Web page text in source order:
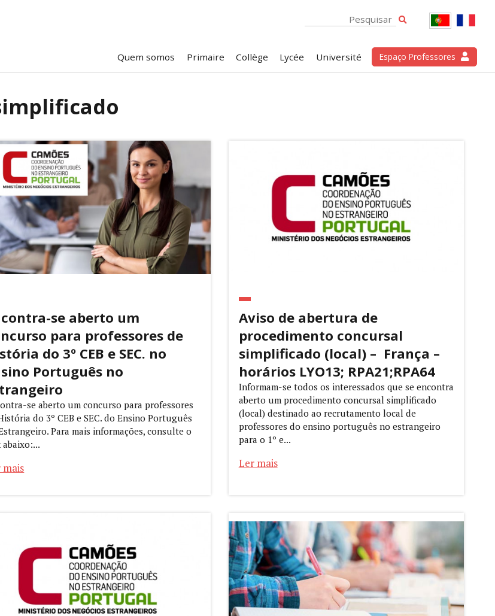
Quem somos Primaire Collège Lycée Université Espaço Professores
se aberto um
para professores de
do 3º CEB e SEC. no
Português no
se aberto um concurso para professores
do 3º CEB e SEC. do Ensino Português
Para mais informações, consulte o
mais
Aviso de abertura de
procedimento concursal
simplificado (local) – França –
horários LYO13; RPA21;RPA64
Informam-se todos os interessados que se encontra
aberto um procedimento concursal simplificado
(local) destinado ao recrutamento local de
professores do ensino português no estrangeiro
para o 1º e...
Ler mais